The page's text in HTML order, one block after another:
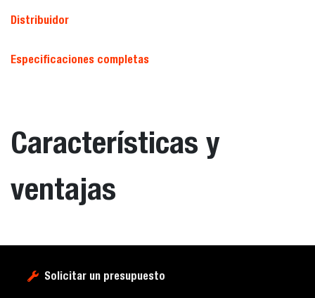
Distribuidor
Especificaciones completas
Características y
ventajas
Solicitar un presupuesto